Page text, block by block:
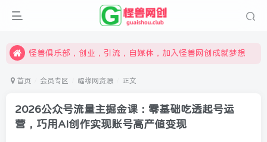
限时开通会员更享折扣，超高返佣
怪兽俱乐部，创业，引流，自媒体，加入怪兽网创成就梦想
首页 会员专区 福缘网资源 正文
2026公众号流量主掘金课：零基础吃透起号运
营，巧用AI创作实现账号高产值变现